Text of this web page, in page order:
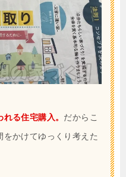
る住宅購入。 だからこ
かけてゆっくり考えた